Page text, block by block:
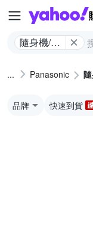
隨身機/類
Panasonic
品牌 快速到貨